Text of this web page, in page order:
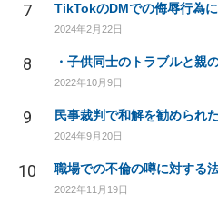
7 TikTokのDMでの侮辱行為
2024年2月22日
8
2022年10月9日
9
2024年9月20日
10 職場での不倫の噂に対する
2022年11月19日